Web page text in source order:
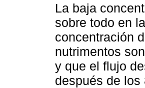
La baja
sobre todo en
concentración
nutrimentos
y que el flujo
después de los